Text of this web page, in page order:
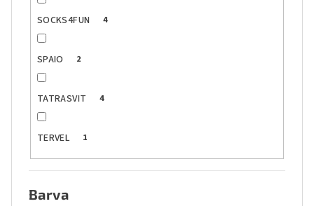
SOCKS4FUN 4
SPAIO 2
TATRASVIT 4
TERVEL 1
Barva